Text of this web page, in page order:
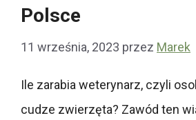
Polsce
11 września, 2023 przez Marek
Ile zarabia weterynarz, czyli
cudze zwierzęta? Zawód ten